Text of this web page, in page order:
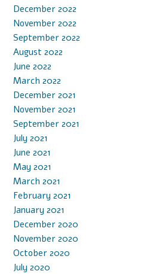
December 2022
November 2022
September 2022
August 2022
June 2022
March 2022
December 2021
November 2021
September 2021
July 2021
June 2021
May 2021
March 2021
February 2021
January 2021
December 2020
November 2020
October 2020
July 2020